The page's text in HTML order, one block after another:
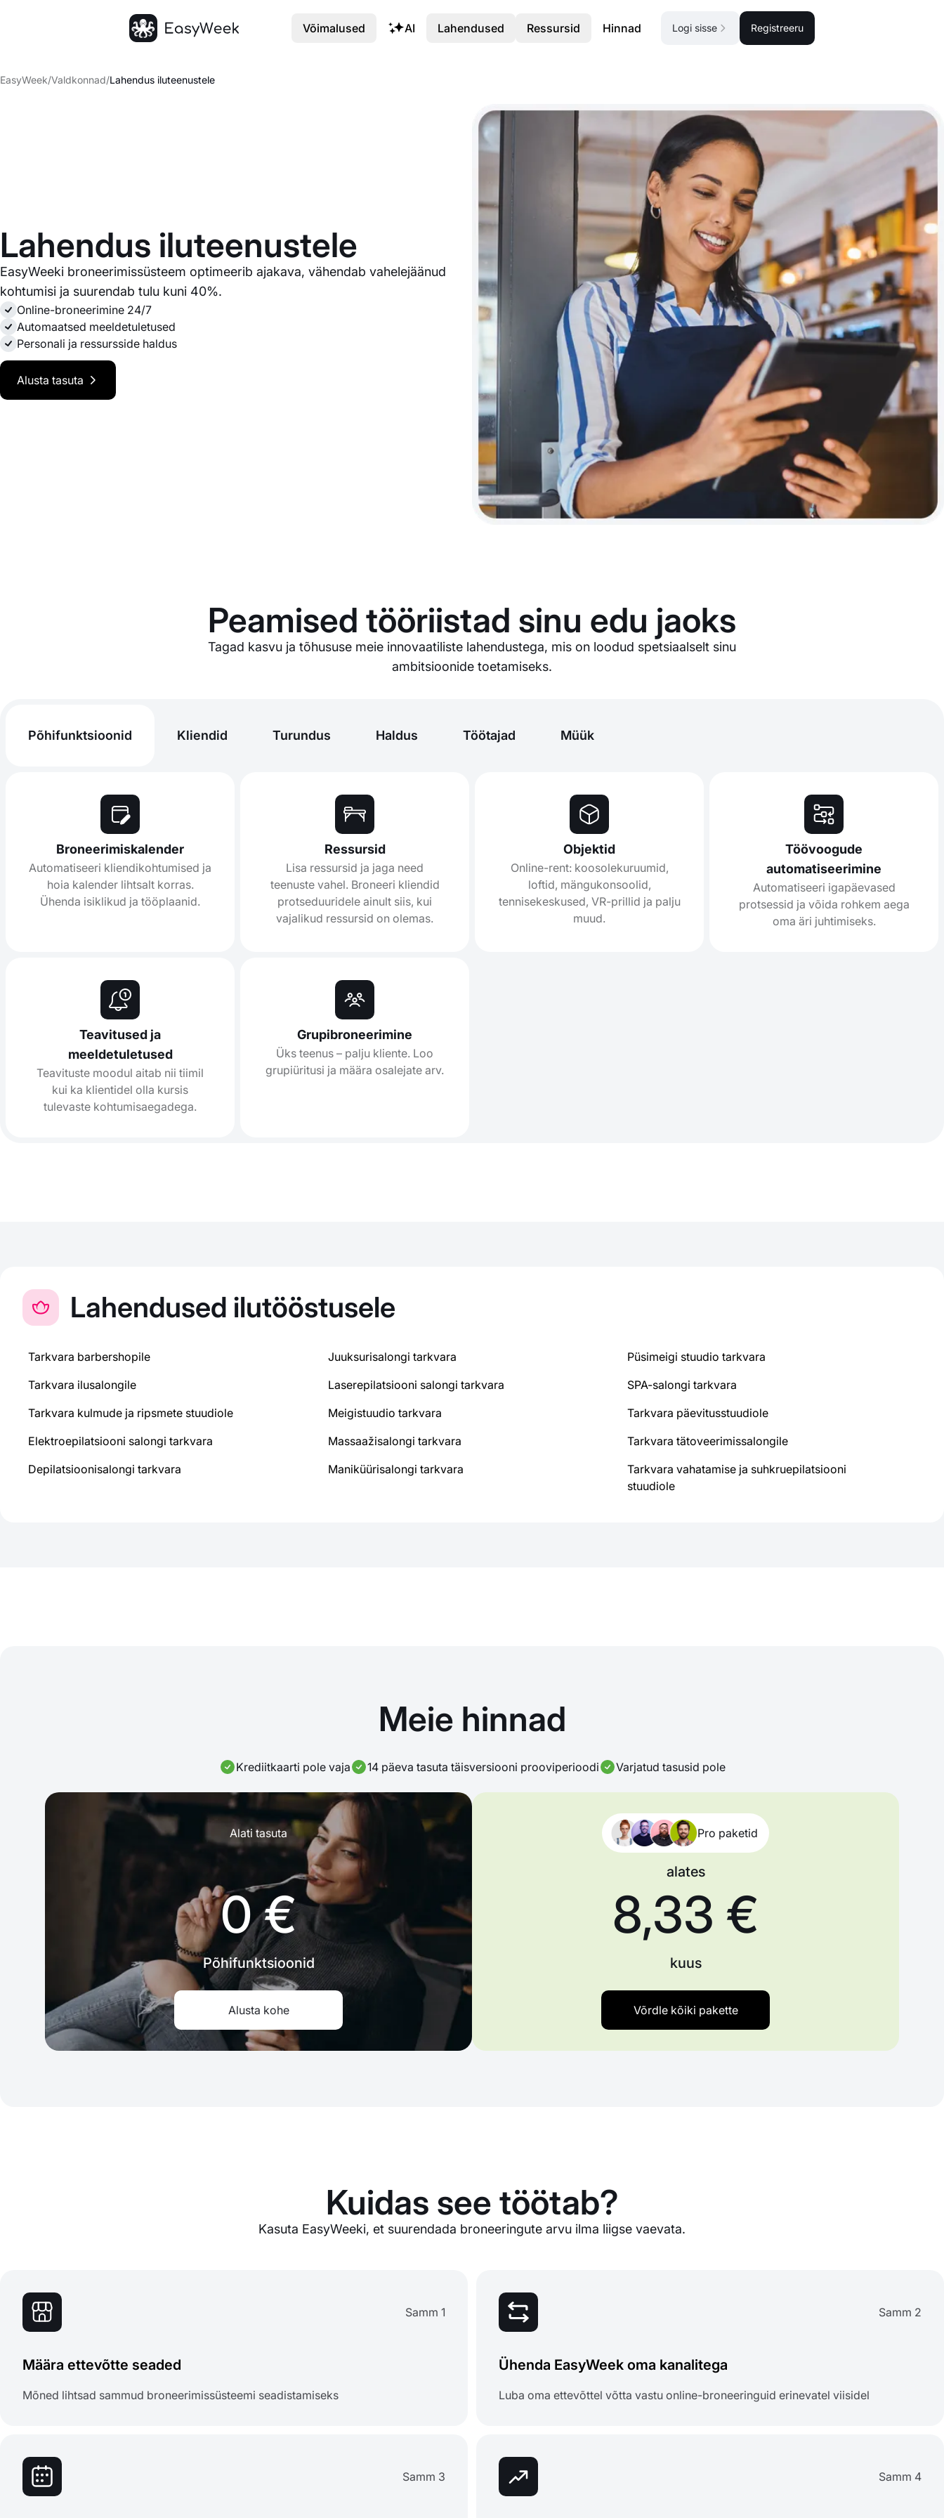
EasyWeek/Valdkonnad/Lahendus iluteenustele
Lahendus iluteenustele
EasyWeeki broneerimissüsteem optimeerib ajakava, vähendab vahelejäänud
kohtumisi ja suurendab tulu kuni 40%.
Online-broneerimine 24/7
Automaatsed meeldetuletused
Personali ja ressursside haldus
Alusta tasuta
Peamised tööriistad sinu edu jaoks
Tagad kasvu ja tõhususe meie innovaatiliste lahendustega, mis on loodud spetsiaalselt sinu
ambitsioonide toetamiseks.
Põhifunktsioonid Kliendid Turundus Haldus Töötajad Müük
Broneerimiskalender
Automatiseeri kliendikohtumised ja
hoia kalender lihtsalt korras.
Ühenda isiklikud ja tööplaanid.
Ressursid
Lisa ressursid ja jaga need
teenuste vahel. Broneeri kliendid
protseduuridele ainult siis, kui
vajalikud ressursid on olemas.
Objektid
Online-rent: koosolekuruumid,
loftid, mängukonsoolid,
tennisekeskused, VR-prillid ja palju
muud.
Töövoogude
automatiseerimine
Automatiseeri igapäevased
protsessid ja võida rohkem aega
oma äri juhtimiseks.
Teavitused ja
meeldetuletused
Teavituste moodul aitab nii tiimil
kui ka klientidel olla kursis
tulevaste kohtumisaegadega.
Grupibroneerimine
Üks teenus – palju kliente. Loo
grupiüritusi ja määra osalejate arv.
Lahendused ilutööstusele
Tarkvara barbershopile
Tarkvara ilusalongile
Tarkvara kulmude ja ripsmete stuudiole
Elektroepilatsiooni salongi tarkvara
Depilatsioonisalongi tarkvara
Juuksurisalongi tarkvara
Laserepilatsiooni salongi tarkvara
Meigistuudio tarkvara
Massaažisalongi tarkvara
Maniküürisalongi tarkvara
Püsimeigi stuudio tarkvara
SPA-salongi tarkvara
Tarkvara päevitusstuudiole
Tarkvara tätoveerimissalongile
Tarkvara vahatamise ja suhkruepilatsiooni
stuudiole
Meie hinnad
Krediitkaarti pole vaja 14 päeva tasuta täisversiooni prooviperioodi Varjatud tasusid pole
Alati tasuta
0 €
Põhifunktsioonid
Alusta kohe
Pro paketid
alates
8,33 €
kuus
Võrdle kõiki pakette
Kuidas see töötab?
Kasuta EasyWeeki, et suurendada broneeringute arvu ilma liigse vaevata.
Samm 1
Määra ettevõtte seaded
Mõned lihtsad sammud broneerimissüsteemi seadistamiseks
Samm 2
Ühenda EasyWeek oma kanalitega
Luba oma ettevõttel võtta vastu online-broneeringuid erinevatel viisidel
Samm 3 Samm 4
Võimalused AI Lahendused Ressursid Hinnad Logi sisse Registreeru